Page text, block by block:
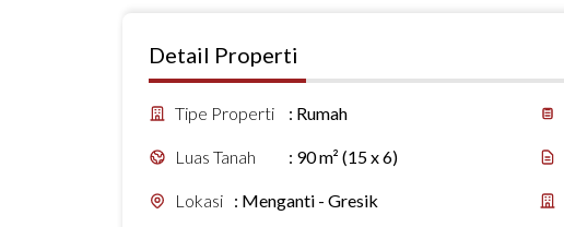
Detail Properti
Tipe Properti : Rumah
Luas Tanah : 90 m² (15 x 6)
Lokasi : Menganti - Gresik